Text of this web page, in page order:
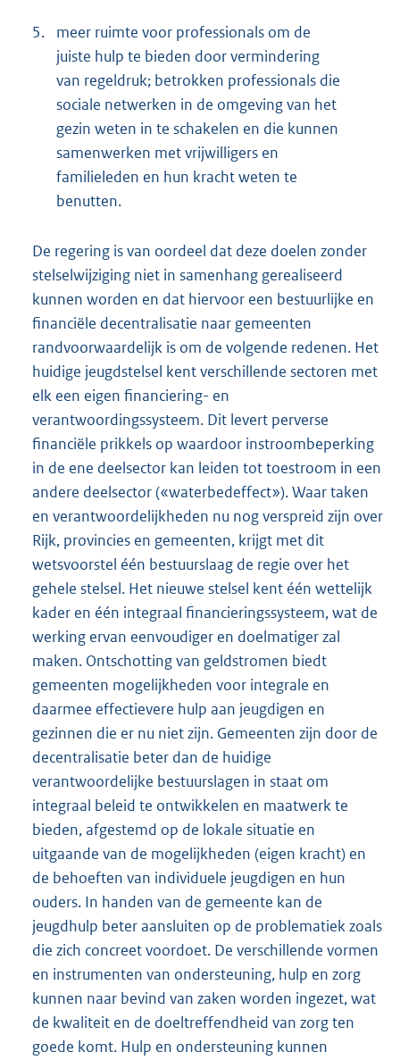
5.
meer ruimte voor professionals om de
juiste hulp te bieden door vermindering
van regeldruk; betrokken professionals die
sociale netwerken in de omgeving van het
gezin weten in te schakelen en die kunnen
samenwerken met vrijwilligers en
familieleden en hun kracht weten te
benutten.
De regering is van oordeel dat deze doelen zonder
stelselwijziging niet in samenhang gerealiseerd
kunnen worden en dat hiervoor een bestuurlijke en
financiële decentralisatie naar gemeenten
randvoorwaardelijk is om de volgende redenen. Het
huidige jeugdstelsel kent verschillende sectoren met
elk een eigen financiering- en
verantwoordingssysteem. Dit levert perverse
financiële prikkels op waardoor instroombeperking
in de ene deelsector kan leiden tot toestroom in een
andere deelsector («waterbedeffect»). Waar taken
en verantwoordelijkheden nu nog verspreid zijn over
Rijk, provincies en gemeenten, krijgt met dit
wetsvoorstel één bestuurslaag de regie over het
gehele stelsel. Het nieuwe stelsel kent één wettelijk
kader en één integraal financieringssysteem, wat de
werking ervan eenvoudiger en doelmatiger zal
maken. Ontschotting van geldstromen biedt
gemeenten mogelijkheden voor integrale en
daarmee effectievere hulp aan jeugdigen en
gezinnen die er nu niet zijn. Gemeenten zijn door de
decentralisatie beter dan de huidige
verantwoordelijke bestuurslagen in staat om
integraal beleid te ontwikkelen en maatwerk te
bieden, afgestemd op de lokale situatie en
uitgaande van de mogelijkheden (eigen kracht) en
de behoeften van individuele jeugdigen en hun
ouders. In handen van de gemeente kan de
jeugdhulp beter aansluiten op de problematiek zoals
die zich concreet voordoet. De verschillende vormen
en instrumenten van ondersteuning, hulp en zorg
kunnen naar bevind van zaken worden ingezet, wat
de kwaliteit en de doeltreffendheid van zorg ten
goede komt. Hulp en ondersteuning kunnen